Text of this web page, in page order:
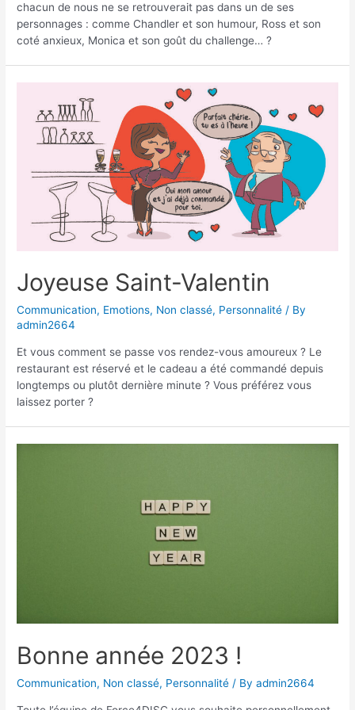
chacun de nous ne se retrouverait pas dans un de ses
personnages : comme Chandler et son humour, Ross et son
coté anxieux, Monica et son goût du challenge… ?
Joyeuse Saint-Valentin
Communication, Emotions, Non classé, Personnalité / By
admin2664
Et vous comment se passe vos rendez-vous amoureux ? Le
restaurant est réservé et le cadeau a été commandé depuis
longtemps ou plutôt dernière minute ? Vous préférez vous
laissez porter ?
Bonne année 2023 !
Communication, Non classé, Personnalité / Byadmin2664